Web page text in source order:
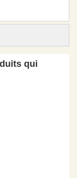
qui